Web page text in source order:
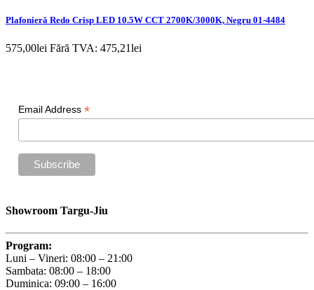
Plafonieră Redo Crisp LED 10.5W CCT 2700K/3000K, Negru 01-4484
575,00lei Fără TVA: 475,21lei
Email Address *
Showroom Targu-Jiu
Program:
Luni – Vineri: 08:00 – 21:00
Sambata: 08:00 – 18:00
Duminica: 09:00 – 16:00